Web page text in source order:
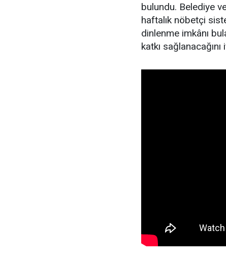
bulundu. Belediye
haftalık nöbetçi
dinlenme imkânı
katkı